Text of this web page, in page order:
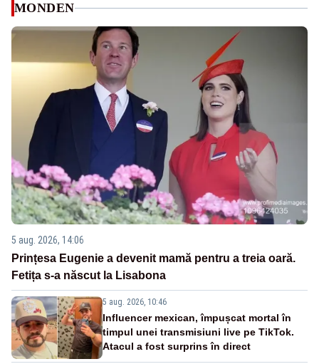
MONDEN
5 aug. 2026, 14:06
Prințesa Eugenie a devenit mamă pentru a treia oară.
Fetița s-a născut la Lisabona
5 aug. 2026, 10:46
Influencer mexican, împușcat mortal în
timpul unei transmisiuni live pe TikTok.
Atacul a fost surprins în direct